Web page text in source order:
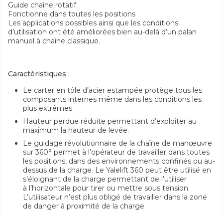
Guide chaîne rotatif
Fonctionne dans toutes les positions
Les applications possibles ainsi que les conditions
d’utilisation ont été améliorées bien au-delà d’un palan
manuel à chaîne classique.
Caractéristiques :
Le carter en tôle d’acier estampée protège tous les
composants internes même dans les conditions les
plus extrêmes.
Hauteur perdue réduite permettant d’exploiter au
maximum la hauteur de levée.
Le guidage révolutionnaire de la chaîne de manœuvre
sur 360° permet à l’opérateur de travailler dans toutes
les positions, dans des environnements confinés ou au-
dessus de la charge. Le Yalelift 360 peut être utilisé en
s’éloignant de la charge permettant de l’utiliser
à l’horizontale pour tirer ou mettre sous tension.
L’utilisateur n’est plus obligé de travailler dans la zone
de danger à proximité de la charge.